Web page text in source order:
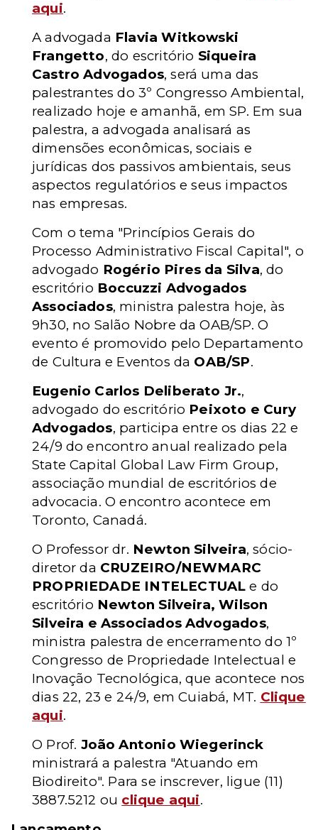
aqui.
A advogada Flavia Witkowski
Frangetto, do escritório Siqueira
Castro Advogados, será uma das
palestrantes do 3º Congresso Ambiental,
realizado hoje e amanhã, em SP. Em sua
palestra, a advogada analisará as
dimensões econômicas, sociais e
jurídicas dos passivos ambientais, seus
aspectos regulatórios e seus impactos
nas empresas.
Com o tema "Princípios Gerais do
Processo Administrativo Fiscal Capital", o
advogado Rogério Pires da Silva, do
escritório Boccuzzi Advogados
Associados, ministra palestra hoje, às
9h30, no Salão Nobre da OAB/SP. O
evento é promovido pelo Departamento
de Cultura e Eventos da OAB/SP.
Eugenio Carlos Deliberato Jr.,
advogado do escritório Peixoto e Cury
Advogados, participa entre os dias 22 e
24/9 do encontro anual realizado pela
State Capital Global Law Firm Group,
associação mundial de escritórios de
advocacia. O encontro acontece em
Toronto, Canadá.
O Professor dr. Newton Silveira, sócio-
diretor da CRUZEIRO/NEWMARC
PROPRIEDADE INTELECTUAL e do
escritório Newton Silveira, Wilson
Silveira e Associados Advogados,
ministra palestra de encerramento do 1º
Congresso de Propriedade Intelectual e
Inovação Tecnológica, que acontece nos
dias 22, 23 e 24/9, em Cuiabá, MT. Clique
aqui.
O Prof. João Antonio Wiegerinck
ministrará a palestra "Atuando em
Biodireito". Para se inscrever, ligue (11)
3887.5212 ou clique aqui.